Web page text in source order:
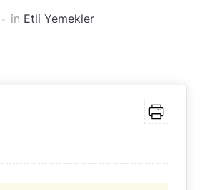
in Etli Yemekler